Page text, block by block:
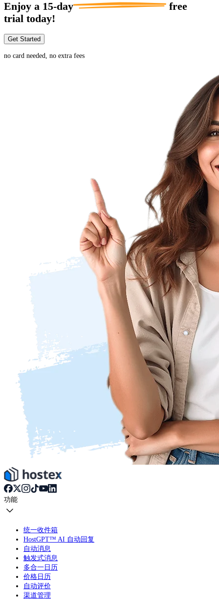
Enjoy a 15-day
free
trial today!
Get Started
no card needed, no extra fees
功能
统一收件箱
HostGPT™ AI 自动回复
自动消息
触发式消息
多合一日历
价格日历
自动评价
渠道管理